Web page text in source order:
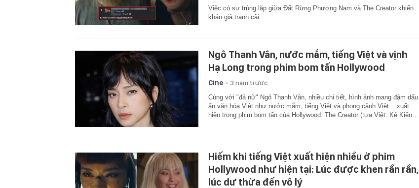
Việc có sự trùng lặp giữa Đất Rừng Phương Nam và The Creator khiến
khán giả tranh cãi.
Ngô Thanh Vân, nước mắm, tiếng Việt và vịnh
Hạ Long trong phim bom tấn Hollywood
Cine - 3 năm trước
Cùng với "đả nữ" Ngô Thanh Vân, nhiều chi tiết, hình ảnh mang đậm dấu
ấn văn hóa Việt như nước mắm, tiếng Việt và phong cảnh Việt... xuất
hiện trong phim bom tấn của Hollywood: The Creator (tựa Việt: Kẻ Kiến…
Hiếm khi tiếng Việt xuất hiện nhiều ở phim
Hollywood như hiện tại: Lúc được khen rần rần,
lúc dư thừa đến vô lý